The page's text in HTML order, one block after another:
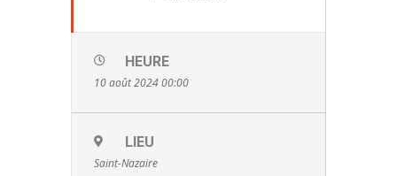
HEURE
10 août 2024 00:00
LIEU
Saint-Nazaire